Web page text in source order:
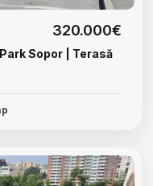
Sopor | Terasă
320.000€